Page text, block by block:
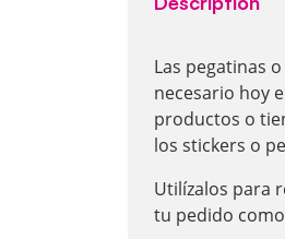
Las pegatinas
necesario hoy
productos o
los stickers o
Utilízalos para
tu pedido